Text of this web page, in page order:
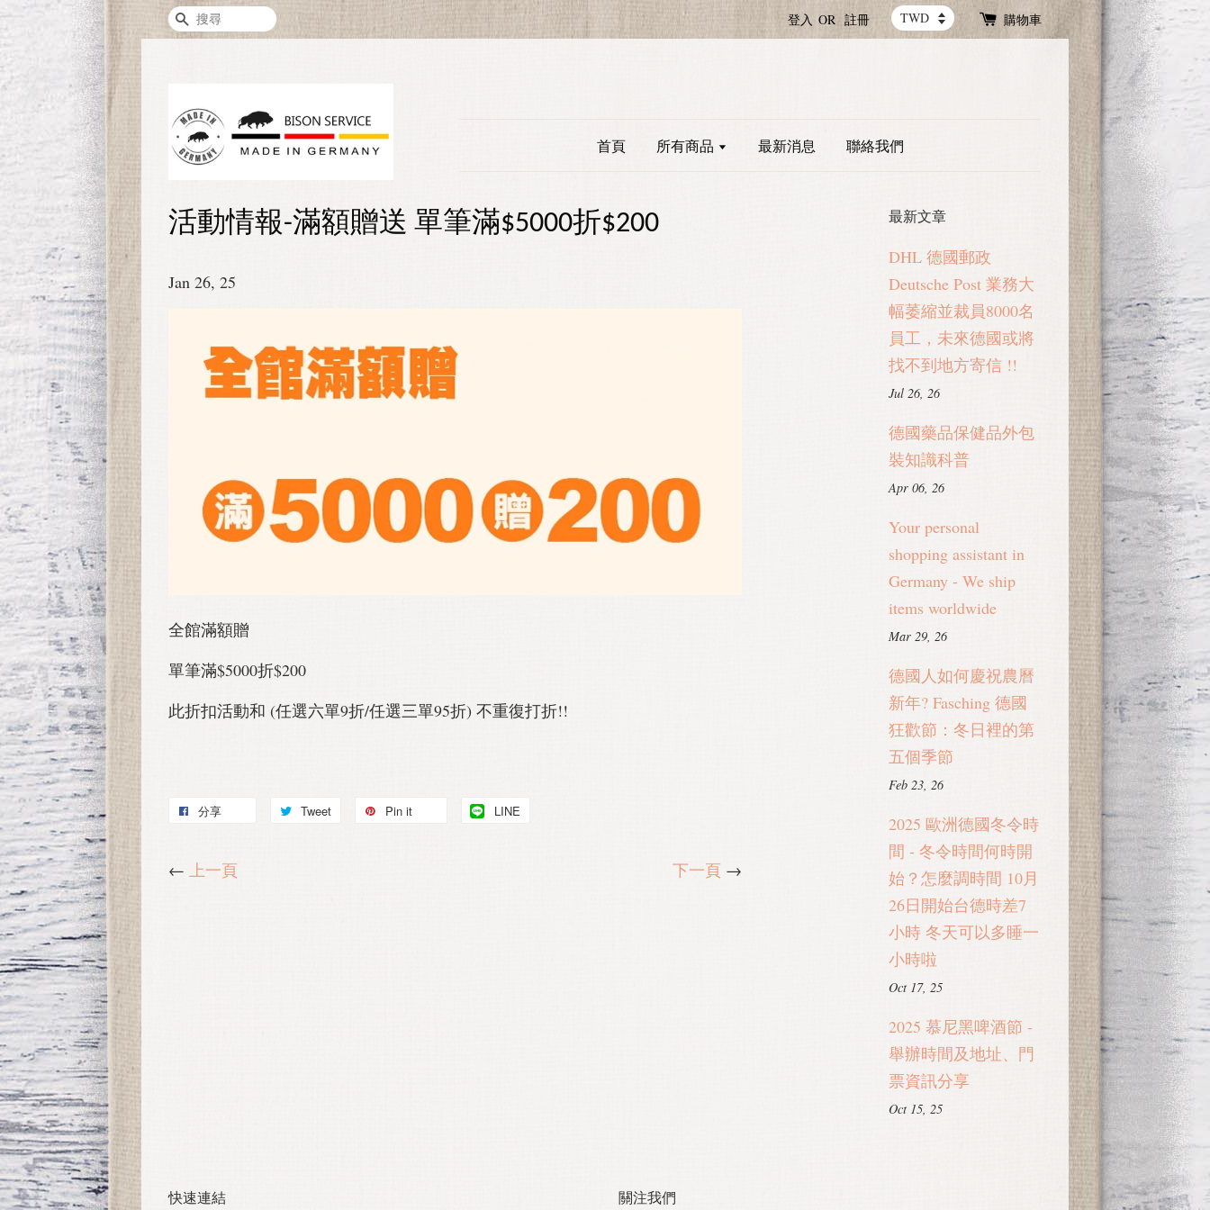
搜尋 登入 OR 註冊 購物車
首頁 所有商品 最新消息 聯絡我們
活動情報-滿額贈送 單筆滿$5000折$200
Jan 26, 25
全館滿額贈
單筆滿$5000折$200
此折扣活動和 (任選六單9折/任選三單95折) 不重復打折!!
分享 Tweet Pin it LINE
← 上一頁 下一頁→
最新文章
DHL 德國郵政
Deutsche Post 業務大
幅萎縮並裁員8000名
員工，未來德國或將
找不到地方寄信 !!
Jul 26, 26
德國藥品保健品外包
裝知識科普
Apr 06, 26
Your personal
shopping assistant in
Germany - We ship
items worldwide
Mar 29, 26
德國人如何慶祝農曆
新年? Fasching 德國
狂歡節：冬日裡的第
五個季節
Feb 23, 26
2025 歐洲德國冬令時
間 - 冬令時間何時開
始？怎麼調時間 10月
26日開始台德時差7
小時 冬天可以多睡一
小時啦
Oct 17, 25
2025 慕尼黑啤酒節 -
舉辦時間及地址、門
票資訊分享
Oct 15, 25
快速連結 關注我們